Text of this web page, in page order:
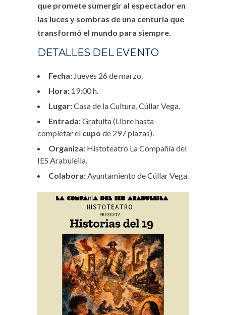
que promete sumergir al espectador en
las luces y sombras de una centuria que
transformó el mundo para siempre.
DETALLES DEL EVENTO
Fecha: Jueves 26 de marzo.
Hora: 19:00 h.
Lugar:Casa de la Cultura, Cúllar Vega.
Entrada:Gratuita (Libre hasta
completar el cupo de 297 plazas).
Organiza: Histoteatro La Compañía del
IES Arabuleila.
Colabora:Ayuntamiento de Cúllar Vega.